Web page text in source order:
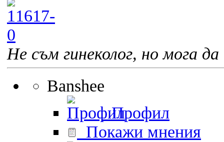
Не съм гинеколог, но мога да
Banshee
Профил
Покажи мнения